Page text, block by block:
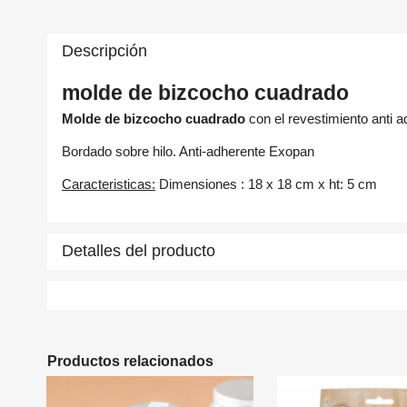
Descripción
molde de bizcocho cuadrado
Molde de bizcocho cuadrado con el revestimiento anti
Bordado sobre hilo. Anti-adherente Exopan
Caracteristicas: Dimensiones : 18 x 18 cm x ht: 5 cm
Detalles del producto
Productos relacionados